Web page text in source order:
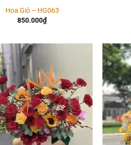
Hoa Giỏ – HG063
850.000₫
wishlist